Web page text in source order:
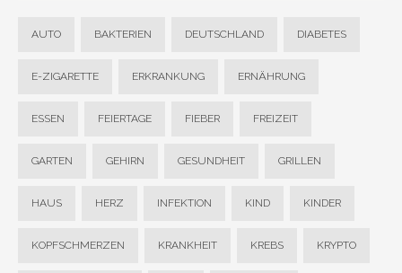
AUTO BAKTERIEN DEUTSCHLAND DIABETES
E-ZIGARETTE ERKRANKUNG ERNÄHRUNG
ESSEN FEIERTAGE FIEBER FREIZEIT
GARTEN GEHIRN GESUNDHEIT GRILLEN
HAUS HERZ INFEKTION KIND KINDER
KOPFSCHMERZEN KRANKHEIT KREBS KRYPTO